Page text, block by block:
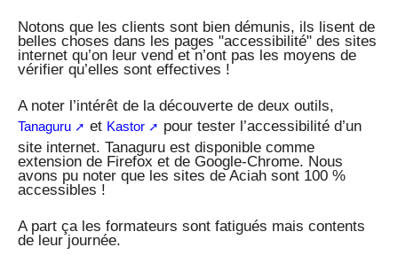
Notons que les clients sont bien démunis, ils lisent de
belles choses dans les pages "accessibilité" des sites
internet qu’on leur vend et n’ont pas les moyens de
vérifier qu’elles sont effectives !
A noter l’intérêt de la découverte de deux outils,
Tanaguru et Kastor
pour tester l’accessibilité d’un
site internet. Tanaguru est disponible comme
extension de Firefox et de Google-Chrome. Nous
avons pu noter que les sites de Aciah sont 100 %
accessibles !
A part ça les formateurs sont fatigués mais contents
de leur journée.